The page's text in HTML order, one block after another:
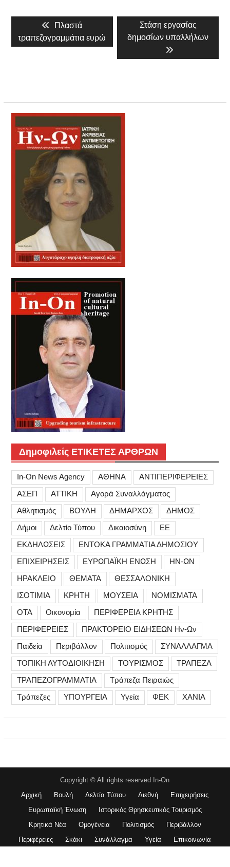
άρθρων
Previous
post:
Πλαστά
τραπεζογραμμάτια ευρώ
Next
post:
Στάση εργασίας
δημοσίων υπαλλήλων
Δημοφιλείς ΕΤΙΚΕΤΕΣ ΑΡΘΡΩΝ
In-On News Agency ΑΘΗΝΑ
ΑΝΤΙΠΕΡΙΦΕΡΕΙΕΣ
ΑΣΕΠ
ΑΤΤΙΚΗ
Αγορά Συναλλάγματος
Αθλητισμός
ΒΟΥΛΗ ΔΗΜΑΡΧΟΣ
ΔΗΜΟΣ
Δήμοι
Δελτίο Τύπου Δικαιοσύνη
ΕΕ
ΕΚΔΗΛΩΣΕΙΣ
ΕΝΤΟΚΑ ΓΡΑΜΜΑΤΙΑ ΔΗΜΟΣΙΟΥ
ΕΠΙΧΕΙΡΗΣΕΙΣ
ΕΥΡΩΠΑΪΚΗ ΕΝΩΣΗ
ΗΝ-ΩΝ
ΗΡΑΚΛΕΙΟ
ΘΕΜΑΤΑ
ΘΕΣΣΑΛΟΝΙΚΗ
ΙΣΟΤΙΜΙΑ
ΚΡΗΤΗ ΜΟΥΣΕΙΑ
ΝΟΜΙΣΜΑΤΑ
ΟΤΑ
Οικονομία
ΠΕΡΙΦΕΡΕΙΑ ΚΡΗΤΗΣ
ΠΕΡΙΦΕΡΕΙΕΣ
ΠΡΑΚΤΟΡΕΙΟ ΕΙΔΗΣΕΩΝ Ην-Ων
Παιδεία
Περιβάλλον Πολιτισμός
ΣΥΝΑΛΛΑΓΜΑ
ΤΟΠΙΚΗ ΑΥΤΟΔΙΟΙΚΗΣΗ
ΤΟΥΡΙΣΜΟΣ
ΤΡΑΠΕΖΑ
ΤΡΑΠΕΖΟΓΡΑΜΜΑΤΙΑ
Τράπεζα Πειραιώς
Τράπεζες
ΥΠΟΥΡΓΕΙΑ Υγεία ΦΕΚ ΧΑΝΙΑ
Copyright © All rights reserved In-On
Αρχική
Βουλή Δελτία Τύπου Διεθνή
Επιχειρήσεις
Ευρωπαϊκή Ένωση
Ιστορικός Θρησκευτικός Τουρισμός
Κρητικά Νέα
Ομογένεια Πολιτισμός
Περιβάλλον
Περιφέρειες
Σκάκι Συνάλλαγμα Υγεία Επικοινωνία